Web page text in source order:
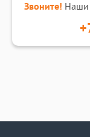
Звоните! Наши